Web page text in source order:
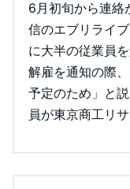
6月初旬から連絡
信のエブリライ
に大半の従業員
解雇を通知の際
予定のため」と
員が東京商工リ